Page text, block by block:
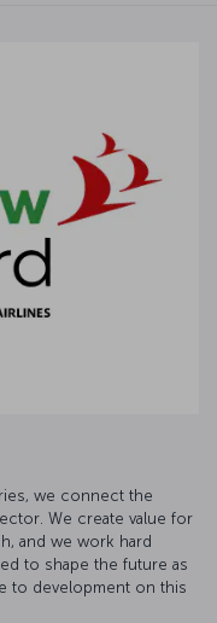
we connect the
We create value for
and we work hard
to shape the future as
to development on this